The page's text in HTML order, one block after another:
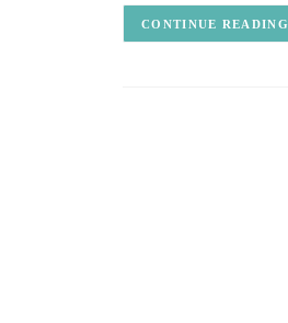
CONTINUE READING